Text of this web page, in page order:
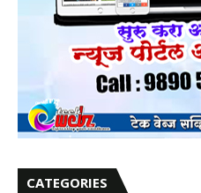
CATEGORIES